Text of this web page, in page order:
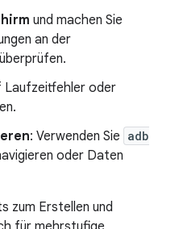
und machen Sie
an der
Laufzeitfehler oder
: Verwenden Sie adb
oder Daten
zum Erstellen und